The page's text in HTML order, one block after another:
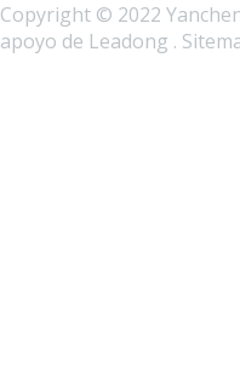
Copyright © 2022
apoyo de Leadong .